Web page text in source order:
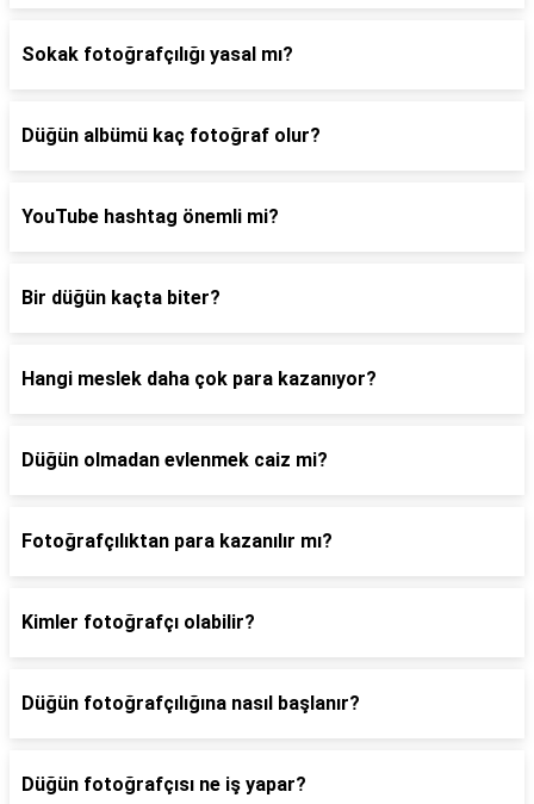
Sokak fotoğrafçılığı yasal mı?
Düğün albümü kaç fotoğraf olur?
YouTube hashtag önemli mi?
Bir düğün kaçta biter?
Hangi meslek daha çok para kazanıyor?
Düğün olmadan evlenmek caiz mi?
Fotoğrafçılıktan para kazanılır mı?
Kimler fotoğrafçı olabilir?
Düğün fotoğrafçılığına nasıl başlanır?
Düğün fotoğrafçısı ne iş yapar?